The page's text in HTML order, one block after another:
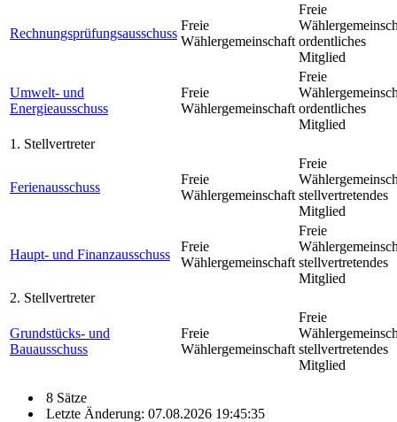
Rechnungsprüfungsausschuss
Freie
Wählergemeinschaft
Freie
ordentliches
Mitglied
Umwelt- und
Energieausschuss
Freie
Wählergemeinschaft
Freie
ordentliches
Mitglied
1. Stellvertreter
Ferienausschuss
Freie
Wählergemeinschaft
Freie
stellvertretendes
Mitglied
Haupt- und Finanzausschuss
Freie
Wählergemeinschaft
Freie
stellvertretendes
Mitglied
2. Stellvertreter
Grundstücks- und
Bauausschuss
Freie
Wählergemeinschaft
Freie
stellvertretendes
Mitglied
8 Sätze
Letzte Änderung: 07.08.2026 19:45:35